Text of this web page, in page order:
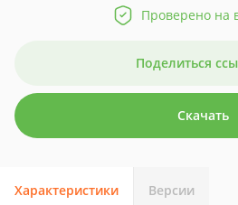
Проверено на
Поделиться
Скачать
Характеристики Версии